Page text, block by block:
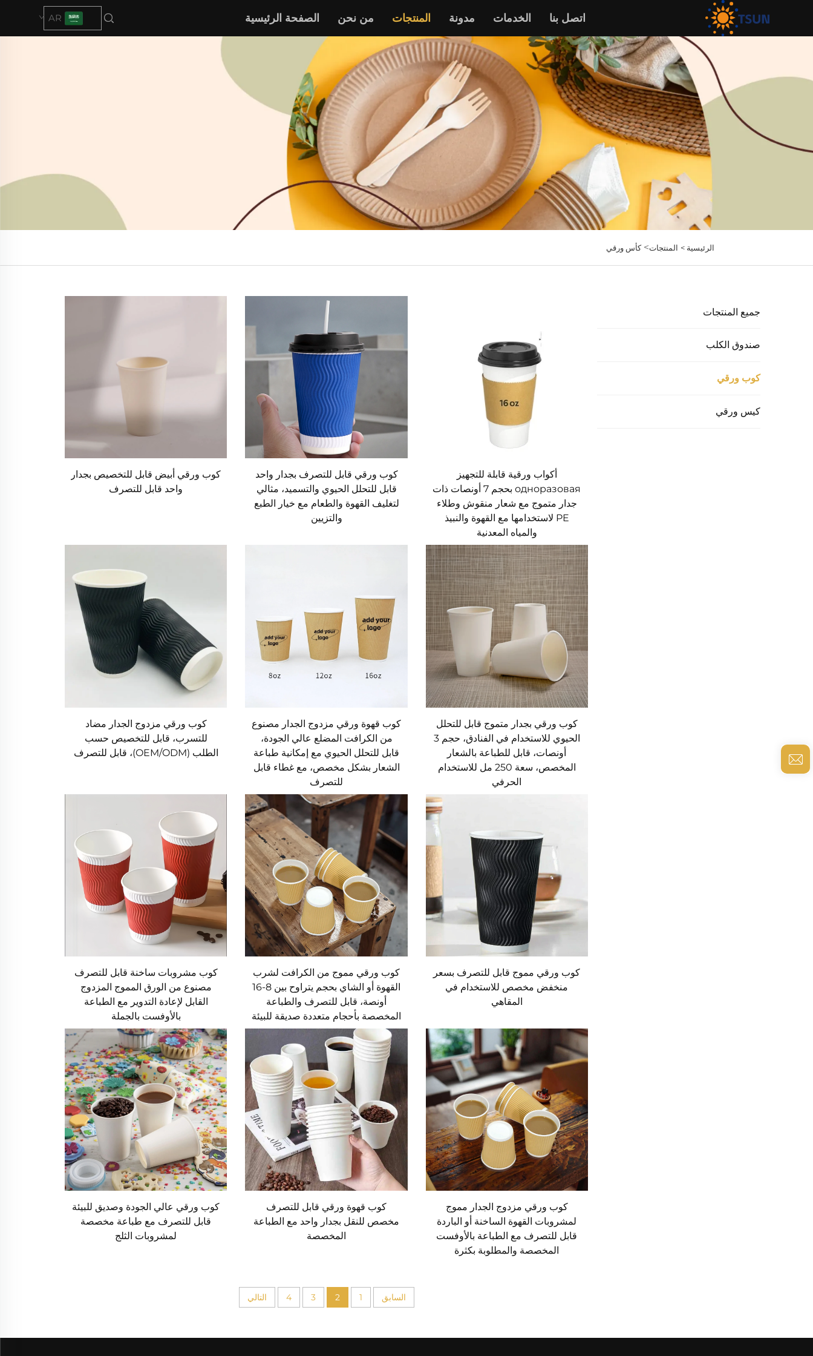
الصفحة الرئيسية من نحن المنتجات مدونة الخدمات اتصل بنا AR
الرئيسية > المنتجات>كأس ورقي
جميع المنتجات
صندوق الكلب
كوب ورقي
كيس ورقي
أكواب ورقية قابلة للتجهيز
одноразовая بحجم 7 أونصات ذات
جدار متموج مع شعار منقوش وطلاء
PE لاستخدامها مع القهوة والنبيذ
والمياه المعدنية
كوب ورقي قابل للتصرف بجدار واحد
قابل للتحلل الحيوي والتسميد، مثالي
لتغليف القهوة والطعام مع خيار الطبع
والتزيين
كوب ورقي أبيض قابل للتخصيص بجدار
واحد قابل للتصرف
كوب ورقي بجدار متموج قابل للتحلل
الحيوي للاستخدام في الفنادق، حجم 3
أونصات، قابل للطباعة بالشعار
المخصص، سعة 250 مل للاستخدام
الحرفي
كوب قهوة ورقي مزدوج الجدار مصنوع
من الكرافت المضلع عالي الجودة،
قابل للتحلل الحيوي مع إمكانية طباعة
الشعار بشكل مخصص، مع غطاء قابل
للتصرف
كوب ورقي مزدوج الجدار مضاد
للتسرب، قابل للتخصيص حسب
الطلب (OEM/ODM)، قابل للتصرف
كوب ورقي مموج قابل للتصرف بسعر
منخفض مخصص للاستخدام في
المقاهي
كوب ورقي مموج من الكرافت لشرب
القهوة أو الشاي بحجم يتراوح بين 8-16
أونصة، قابل للتصرف والطباعة
المخصصة بأحجام متعددة صديقة للبيئة
كوب مشروبات ساخنة قابل للتصرف
مصنوع من الورق المموج المزدوج
القابل لإعادة التدوير مع الطباعة
بالأوفست بالجملة
كوب ورقي مزدوج الجدار مموج
لمشروبات القهوة الساخنة أو الباردة
قابل للتصرف مع الطباعة بالأوفست
المخصصة والمطلوبة بكثرة
كوب قهوة ورقي قابل للتصرف
مخصص للنقل بجدار واحد مع الطباعة
المخصصة
كوب ورقي عالي الجودة وصديق للبيئة
قابل للتصرف مع طباعة مخصصة
لمشروبات الثلج
السابق 1
2
3
4 التالي